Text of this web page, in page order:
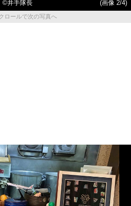
©井手隊長
(画像 2/4)
ロールで次の写真へ